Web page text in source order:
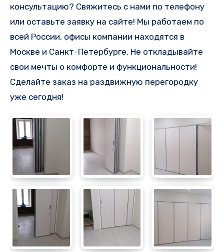
консультацию? Свяжитесь с нами по телефону
или оставьте заявку на сайте! Мы работаем по
всей России, офисы компании находятся в
Москве и Санкт-Петербурге. Не откладывайте
свои мечты о комфорте и функциональности!
Сделайте заказ на раздвижную перегородку
уже сегодня!